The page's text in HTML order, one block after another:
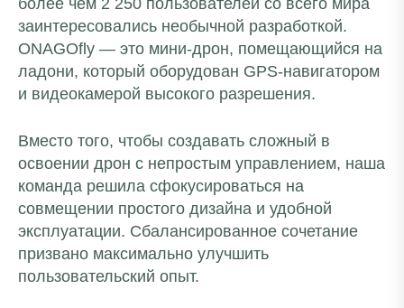
более чем 2 250 пользователей со всего мира
заинтересовались необычной разработкой.
ONAGOfly — это мини-дрон, помещающийся на
ладони, который оборудован GPS-навигатором
и видеокамерой высокого разрешения.
Вместо того, чтобы создавать сложный в
освоении дрон с непростым управлением, наша
команда решила сфокусироваться на
совмещении простого дизайна и удобной
эксплуатации. Сбалансированное сочетание
призвано максимально улучшить
пользовательский опыт.